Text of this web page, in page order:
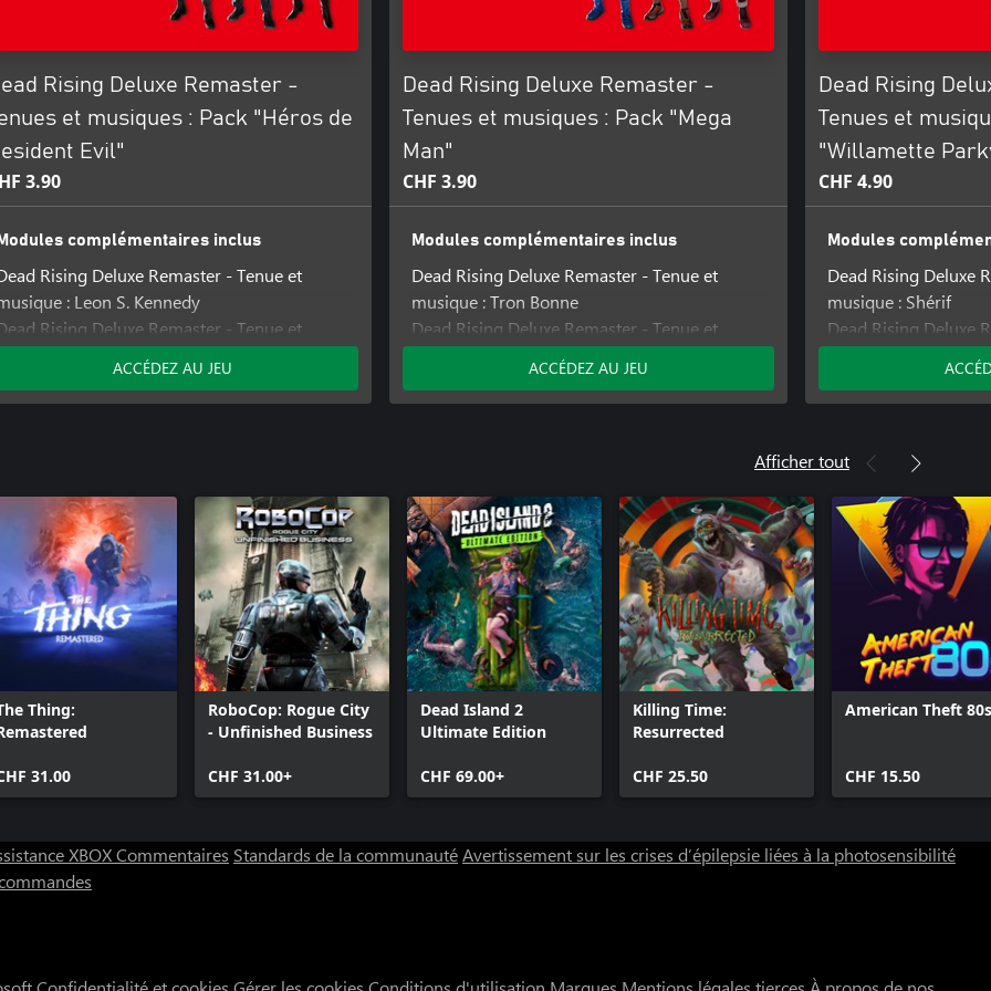
battes de baseball, mais vous
sous la main. Lorsqu'il est
commercial à votre
également de rencontrer de
: les humains ou les zombies
"Changer la musique
Rising Deluxe Remaster -
et musiques : Pack "Héros de
Evil"
3.90
complémentaires inclus
Rising Deluxe Remaster - Tenue et
: Leon S. Kennedy
Rising Deluxe Remaster - Tenue et
: Ashley Graham
Dead Rising Deluxe Remaster - Tenue et
: Chris Redfield
ACCÉDEZ AU JEU
Dead Rising Deluxe Remaster -
Tenues et musiques : Pack "Mega
Man"
CHF 3.90
Modules complémentaires inclus
Dead Rising Deluxe Remaster - Tenue et
musique : Tron Bonne
Dead Rising Deluxe Remaster - Tenue et
musique : Lan Hikari
Dead Rising Deluxe Remaster - Tenue et
musique : Mega Man
ACCÉDEZ AU JEU
Dead Rising
Tenues et
"Willamette
CHF 4.90
Modules
Dead Rising Deluxe
musique : Shérif
Dead Rising Deluxe
musique : Clown
Dead Rising Deluxe
musique :
musique : Lapin
Afficher tout
Thing:
31.00
RoboCop: Rogue City
- Unfinished Business
CHF 31.00+
Dead Island 2
Ultimate Edition
CHF 69.00+
Killing Time:
Resurrected
CHF 25.50
American Theft 80s
CHF 15.50
XBOXCommentaires Standards de la communautéAvertissement sur les crises d’épilepsie liées à la photosensibilité